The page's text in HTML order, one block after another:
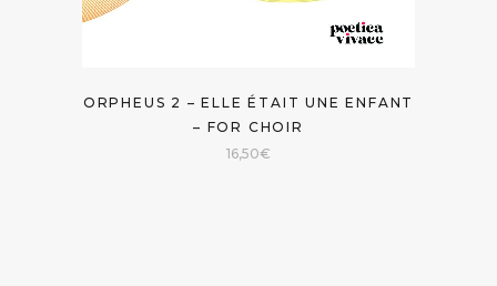
ORPHEUS 2 – ELLE ÉTAIT UNE ENFANT
– FOR CHOIR
16,50€